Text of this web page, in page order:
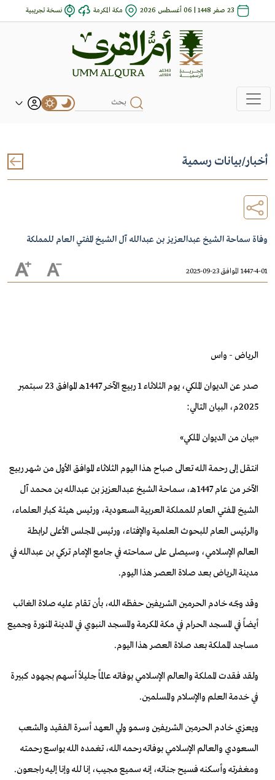
23 صفر 1448 | 06 أغسطس 2026 مكة المكرمة نسخة تجريبية
أخبار/بيانات رسمية
وفاة سماحة الشيخ عبدالعزيز بن عبدالله آل الشيخ المفتي العام للمملكة
1447-4-01 الموافق 23-09-2025
الرياض - واس
صدر عن الديوان الملكي، يوم الثلاثاء 1 ربيع الآخر 1447هـ الموافق 23 سبتمبر
2025م، البيان التالي:
«بيان من الديوان الملكي»
انتقل إلى رحمة الله تعالى صباح هذا اليوم الثلاثاء الموافق الأول من شهر ربيع
الآخر من عام 1447هـ، سماحة الشيخ عبدالعزيز بن عبدالله بن محمد آل
الشيخ المفتي العام للمملكة العربية السعودية، ورئيس هيئة كبار العلماء،
والرئيس العام للبحوث العلمية والإفتاء، ورئيس المجلس الأعلى لرابطة
العالم الإسلامي، وسيصلى على سماحته في جامع الإمام تركي بن عبدالله في
مدينة الرياض بعد صلاة العصر هذا اليوم.
وقد وجّه خادم الحرمين الشريفين حفظه الله، بأن تقام عليه صلاة الغائب
أيضاً في المسجد الحرام في مكة المكرمة والمسجد النبوي في المدينة المنورة وجميع
مساجد المملكة بعد صلاة العصر هذا اليوم.
ولقد فقدت المملكة والعالم الإسلامي بوفاته عالماً جليلاً أسهم بجهود كبيرة
في خدمة العلم والإسلام والمسلمين.
ويعزي خادم الحرمين الشريفين وسمو ولي العهد أسرة الفقيد والشعب
السعودي والعالم الإسلامي بوفاته رحمه الله، تغمده الله بواسع رحمته
ومغفرته وأسكنه فسيح جناته، إنه سميع مجيب، إنا لله وإنا إليه راجعون.